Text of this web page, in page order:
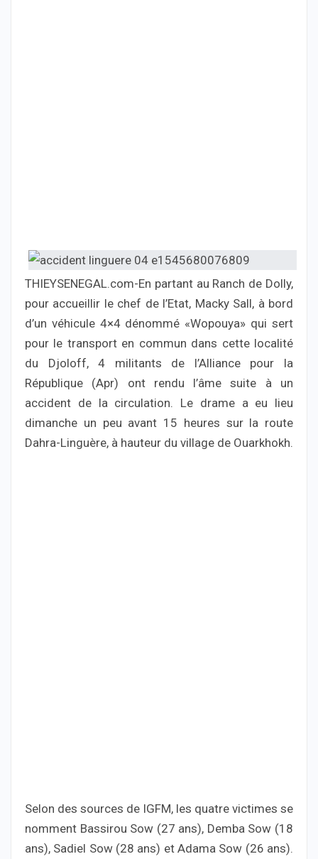
THIEYSENEGAL.com-En partant au Ranch de Dolly,
pour accueillir le chef de l’Etat, Macky Sall, à bord
d’un véhicule 4×4 dénommé «Wopouya» qui sert
pour le transport en commun dans cette localité
du Djoloff, 4 militants de l’Alliance pour la
République (Apr) ont rendu l’âme suite à un
accident de la circulation. Le drame a eu lieu
dimanche un peu avant 15 heures sur la route
Dahra-Linguère, à hauteur du village de Ouarkhokh.
Selon des sources de IGFM, les quatre victimes se
nomment Bassirou Sow (27 ans), Demba Sow (18
ans), Sadiel Sow (28 ans) et Adama Sow (26 ans).